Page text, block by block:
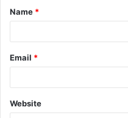
Name *
Email *
Website